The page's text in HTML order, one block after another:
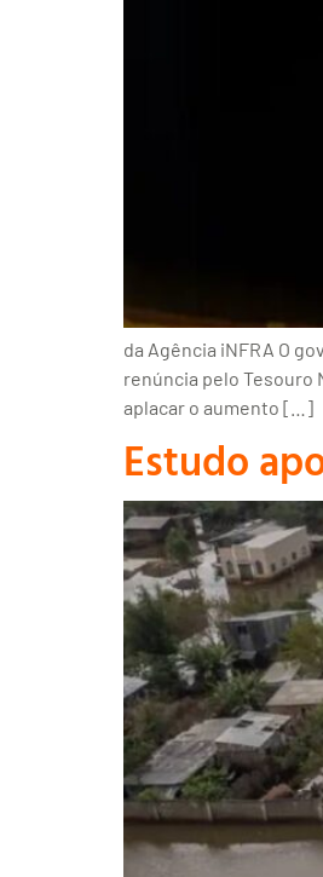
da Agência iNFRA O
renúncia pelo Tesouro
aplacar o aumento […]
Estudo